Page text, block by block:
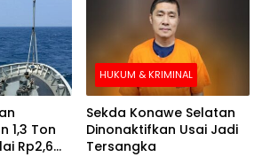
1,3 Ton
Rp2,6
HUKUM & KRIMINAL
Sekda Konawe Selatan
Dinonaktifkan Usai Jadi
Tersangka